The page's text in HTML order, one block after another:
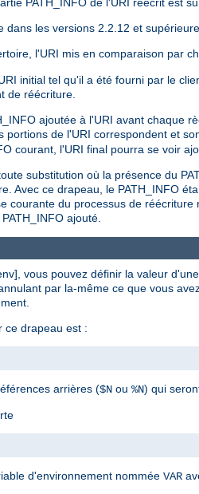
dans les versions 2.2.12 et
l'URI mis en comparaison par
initial tel qu'il a été fourni par le
de réécriture.
ajoutée à l'URI avant chaque
portions de l'URI correspondent et
courant, l'URI final pourra se voir
substitution où la présence du
Avec ce drapeau, le PATH_INFO
courante du processus de
ajouté.
vous pouvez définir la valeur
par la-même ce que vous
ce drapeau est :
arrières ($N ou %N) qui
d'environnement nommée VAR